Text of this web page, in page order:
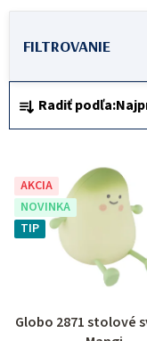
R
a
e
n
r
Radiť podľa:
p
s
r
o
d
t
AKCIA
NOVINKA
TIP
Globo 2871 stolové